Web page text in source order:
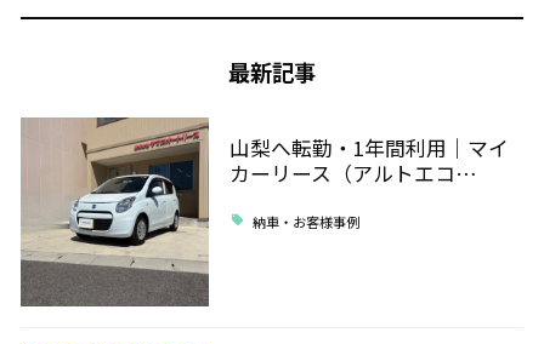
最新記事
山梨へ転勤・1年間利用｜マイ
カーリース（アルトエコ…
納車・お客様事例